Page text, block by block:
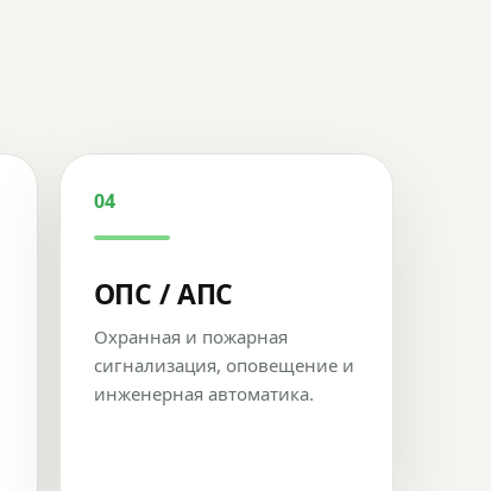
04
ОПС / АПС
Охранная и пожарная
сигнализация, оповещение и
инженерная автоматика.